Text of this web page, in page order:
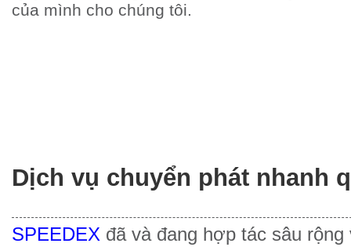
của mình cho chúng tôi.
Dịch vụ chuyển phát nhanh
SPEEDEX đã và đang hợp tác sâu